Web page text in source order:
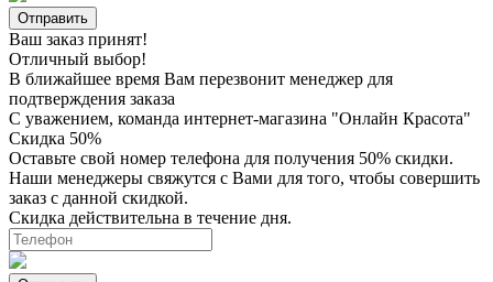
Ваш заказ принят!
Отличный выбор!
В ближайшее время Вам перезвонит менеджер для
подтверждения заказа
С уважением, команда интернет-магазина "Онлайн Красота"
Скидка 50%
Оставьте свой номер телефона для получения 50% скидки.
Наши менеджеры свяжутся с Вами для того, чтобы совершить
заказ с данной скидкой.
Скидка действительна в течение дня.